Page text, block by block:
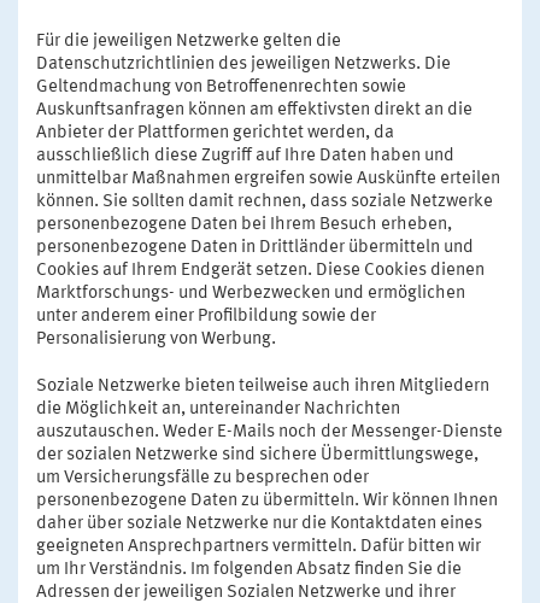
Für die jeweiligen Netzwerke gelten die
Datenschutzrichtlinien des jeweiligen Netzwerks. Die
Geltendmachung von Betroffenenrechten sowie
Auskunftsanfragen können am effektivsten direkt an die
Anbieter der Plattformen gerichtet werden, da
ausschließlich diese Zugriff auf Ihre Daten haben und
unmittelbar Maßnahmen ergreifen sowie Auskünfte erteilen
können. Sie sollten damit rechnen, dass soziale Netzwerke
personenbezogene Daten bei Ihrem Besuch erheben,
personenbezogene Daten in Drittländer übermitteln und
Cookies auf Ihrem Endgerät setzen. Diese Cookies dienen
Marktforschungs- und Werbezwecken und ermöglichen
unter anderem einer Profilbildung sowie der
Personalisierung von Werbung.
Soziale Netzwerke bieten teilweise auch ihren Mitgliedern
die Möglichkeit an, untereinander Nachrichten
auszutauschen. Weder E-Mails noch der Messenger-Dienste
der sozialen Netzwerke sind sichere Übermittlungswege,
um Versicherungsfälle zu besprechen oder
personenbezogene Daten zu übermitteln. Wir können Ihnen
daher über soziale Netzwerke nur die Kontaktdaten eines
geeigneten Ansprechpartners vermitteln. Dafür bitten wir
um Ihr Verständnis. Im folgenden Absatz finden Sie die
Adressen der jeweiligen Sozialen Netzwerke und ihrer